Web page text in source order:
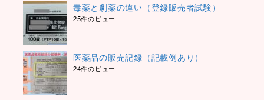
毒薬と劇薬の違い（登録販売者試験）
25件のビュー
医薬品の販売記録（記載例あり）
24件のビュー